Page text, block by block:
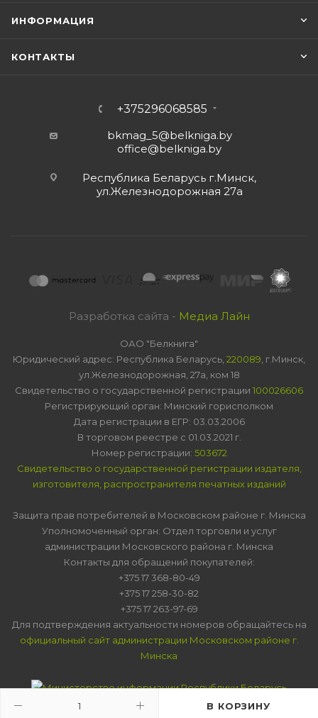
В КОРЗИНУ
ИНФОРМАЦИЯ
КОНТАКТЫ
+375296068585
bkmag_5@belkniga.by
office@belkniga.by
Республика Беларусь г.Минск,
ул.Железнодорожная 27а
Разработка сайта - Медиа Лайн
ОАО "Белкнига"
Юридический адрес: Республика Беларусь, 220089 , г.Минск,
ул.Железнодорожная, 27а, ком 18
Свидетельство о государственной регистрации 100026606
Регистрирующий орган: Минский горисполком
Дата регистрации в ЕГР: 03.03.2006
В торговом реестре с 01.03.2021 г.
Номер регистрации: 503672
Свидетельство о государственной регистрации издателя,
изготовителя, распространителя печатных изданий
Защита прав потребителей в Московском районе г. Минска
Уполномоченный орган: Отдел торговли и услуг
администрации Московского района г. Минска
Контакты для обращений покупателей:
+375 17 368-80-49
+375 17 258-30-82
+375 17 263-97-69
Для подтверждения актуальности номеров обращайтесь на
официальный сайт администрации Московском районе г.
Минска